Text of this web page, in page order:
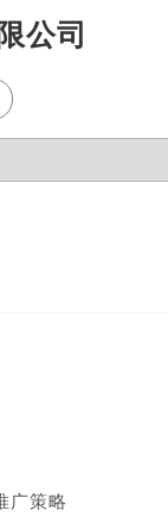
公司
广策略